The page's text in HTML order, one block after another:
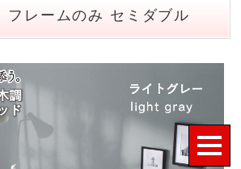
フレームのみ セミダブル